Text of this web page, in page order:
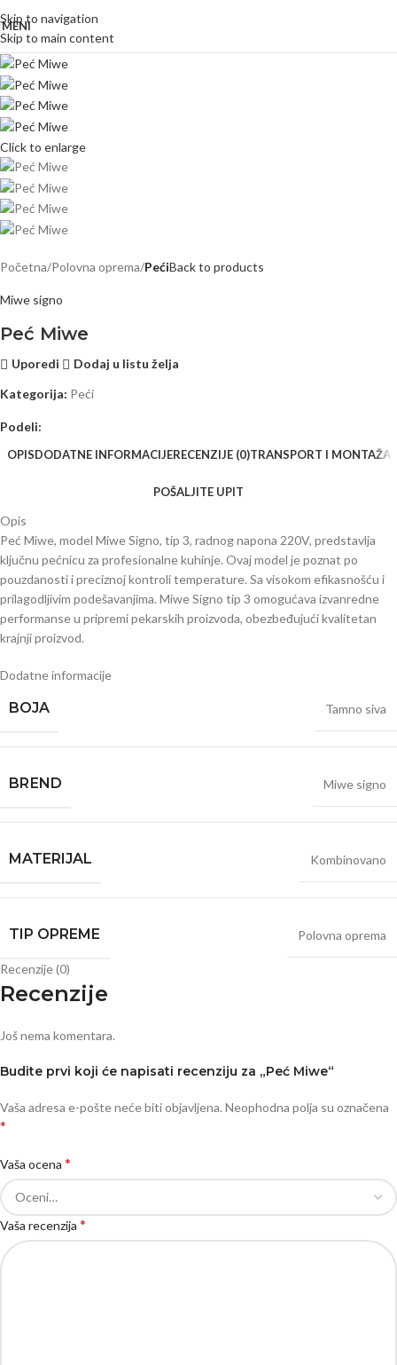
Skip to navigation
Skip to main content
MENI
Click to enlarge
Početna Polovna oprema PećiBack to products
Miwe signo
Peć Miwe
Uporedi
Dodaj u listu želja
Kategorija: Peći
Podeli:
OPISDODATNE INFORMACIJERECENZIJE (0)TRANSPORT I MONTAŽA
POŠALJITE UPIT
Opis
Peć Miwe, model Miwe Signo, tip 3, radnog napona 220V, predstavlja
ključnu pećnicu za profesionalne kuhinje. Ovaj model je poznat po
pouzdanosti i preciznoj kontroli temperature. Sa visokom efikasnošću i
prilagodljivim podešavanjima. Miwe Signo tip 3 omogućava izvanredne
performanse u pripremi pekarskih proizvoda, obezbeđujući kvalitetan
krajnji proizvod.
Dodatne informacije
BOJA Tamno siva
BRЕND Miwe signo
MATERIJAL Kombinovano
TIP OPREME Polovna oprema
Recenzije (0)
Recenzije
Još nema komentara.
Budite prvi koji će napisati recenziju za „Peć Miwe“
Vaša adresa e-pošte neće biti objavljena. Neophodna polja su označena
*
Vaša ocena *
Vaša recenzija *